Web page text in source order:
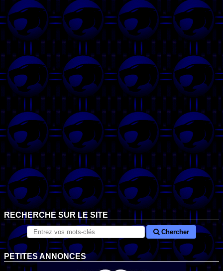
RECHERCHE SUR LE SITE
Chercher
PETITES ANNONCES